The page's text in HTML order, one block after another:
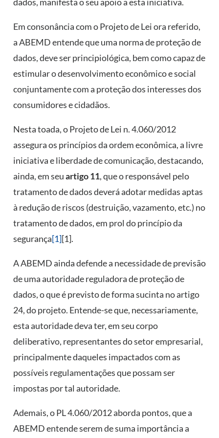
Em consonância com o Projeto de Lei ora referido,
a ABEMD entende que uma norma de proteção de
dados, deve ser principiológica, bem como capaz de
estimular o desenvolvimento econômico e social
conjuntamente com a proteção dos interesses dos
consumidores e cidadãos.
Nesta toada, o Projeto de Lei n. 4.060/2012
assegura os princípios da ordem econômica, a livre
iniciativa e liberdade de comunicação, destacando,
ainda, em seuartigo 11, que o responsável pelo
tratamento de dados deverá adotar medidas aptas
à redução de riscos (destruição, vazamento, etc.) no
tratamento de dados, em prol do princípio da
segurança[1][1].
A ABEMD ainda defende a necessidade de previsão
de uma autoridade reguladora de proteção de
dados, o que é previsto de forma sucinta no artigo
24, do projeto. Entende-se que, necessariamente,
esta autoridade deva ter, em seu corpo
deliberativo, representantes do setor empresarial,
principalmente daqueles impactados com as
possíveis regulamentações que possam ser
impostas por tal autoridade.
Ademais, o PL 4.060/2012 aborda pontos, que a
ABEMD entende serem de suma importância a